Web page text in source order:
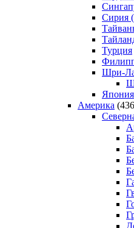
Сирия
Турция
Шри-
Япония
Америка